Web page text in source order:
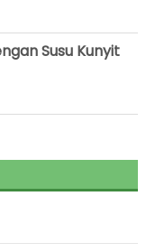
Susu Kunyit